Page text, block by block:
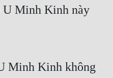
U Minh Kinh này
Minh Kinh không